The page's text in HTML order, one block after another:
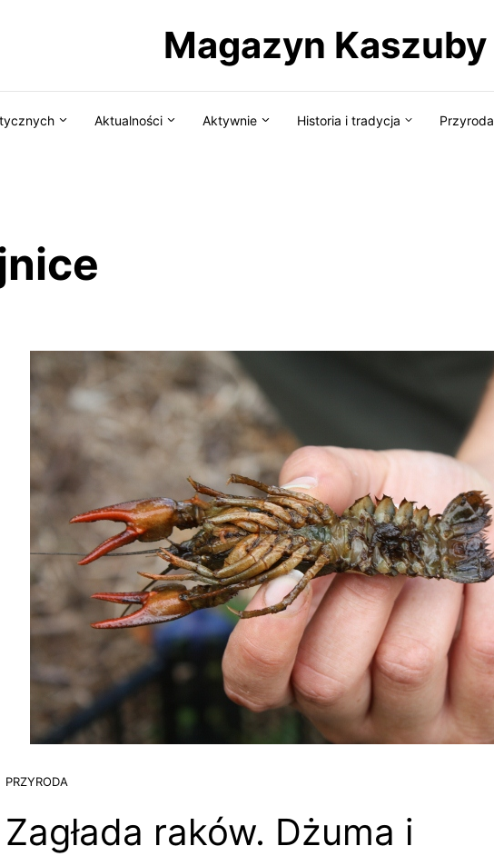
Magazyn Kaszuby
Aktualności Aktywnie Historia i tradycja Przyroda
PRZYRODA
Zagłada raków. Dżuma i